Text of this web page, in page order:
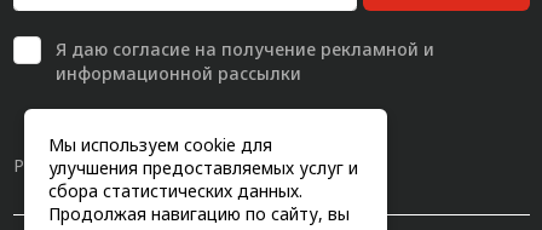
Мы используем cookie для
улучшения предоставляемых услуг и
сбора статистических данных.
Продолжая навигацию по сайту, вы
Я даю согласиена получение рекламной и
информационной рассылки
Разработка сайта